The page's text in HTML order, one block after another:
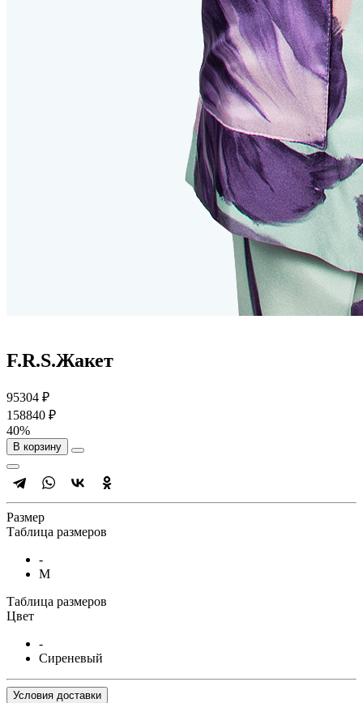
F.R.S.Жакет
95304 ₽
158840 ₽
40%
В корзину
Размер
Таблица размеров
-
M
Таблица размеров
Цвет
-
Сиреневый
Условия доставки